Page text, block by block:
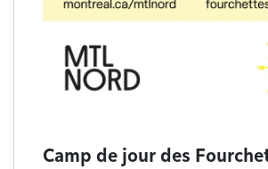
Camp de jour des